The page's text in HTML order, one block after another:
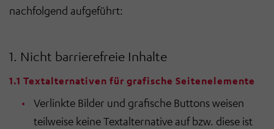
nachfolgend aufgeführt:
1. Nicht barrierefreie Inhalte
1.1 Textalternativen für grafische Seitenelemente
Verlinkte Bilder und grafische Buttons weisen
teilweise keine Textalternative auf bzw. diese ist